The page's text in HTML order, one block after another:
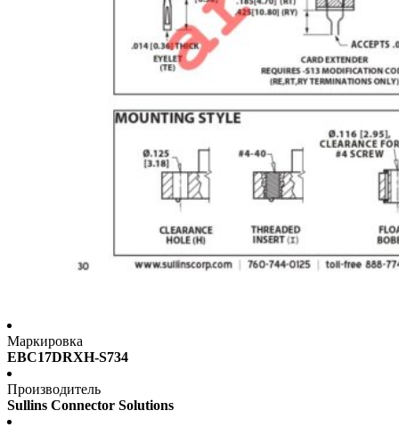
Маркировка
EBC17DRXH-S734
Производитель
Sullins Connector Solutions